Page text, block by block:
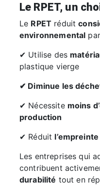
Le RPET, un
Le RPET réduit
environnemental
✔ Utilise des
plastique vierge
✔ Diminue les
✔ Nécessite moins
production
✔ Réduit
Les entreprises qui
contribuent
durabilité tout en